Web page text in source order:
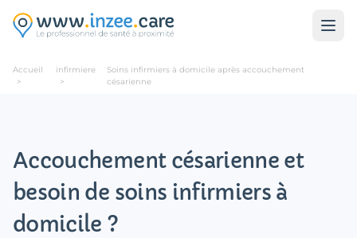
Accueil
>
infirmiere
>
Soins infirmiers à domicile après accouchement
césarienne
Accouchement césarienne et
besoin de soins infirmiers à
domicile ?